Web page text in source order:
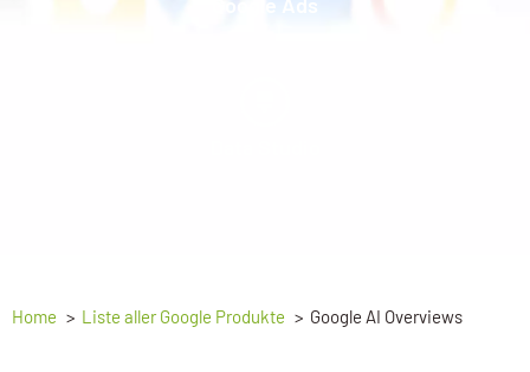
Home Liste aller Google Produkte Google AI Overviews